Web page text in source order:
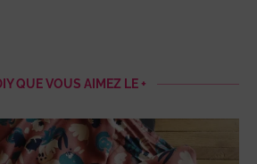
QUE VOUS AIMEZ LE +